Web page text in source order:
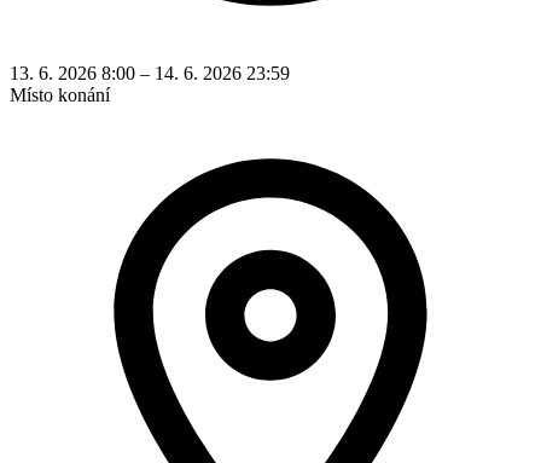
13. 6. 2026 8:00 – 14. 6. 2026 23:59
Místo konání